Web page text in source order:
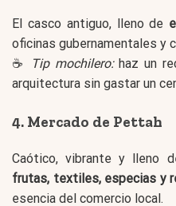
El casco antiguo, lleno de
oficinas gubernamentales y
☕
Tip mochilero:haz un
arquitectura sin gastar un
4. Mercado de Pettah
Caótico, vibrante y lleno
frutas, textiles, especias y
esencia del comercio local.